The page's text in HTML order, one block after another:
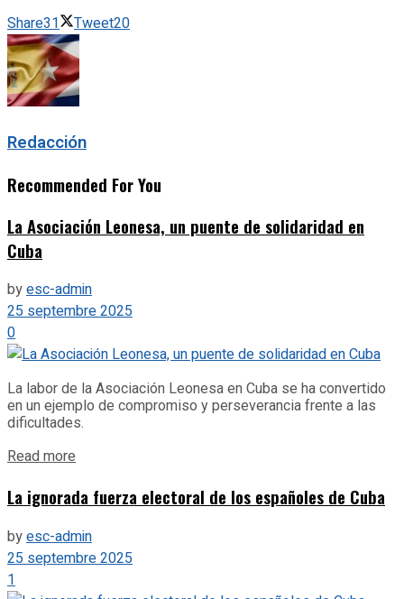
Share31 Tweet20
Redacción
Recommended For You
La Asociación Leonesa, un puente de solidaridad en
Cuba
byesc-admin
25 septembre 2025
0
La labor de la Asociación Leonesa en Cuba se ha convertido
en un ejemplo de compromiso y perseverancia frente a las
dificultades.
Read more
La ignorada fuerza electoral de los españoles de Cuba
byesc-admin
25 septembre 2025
1